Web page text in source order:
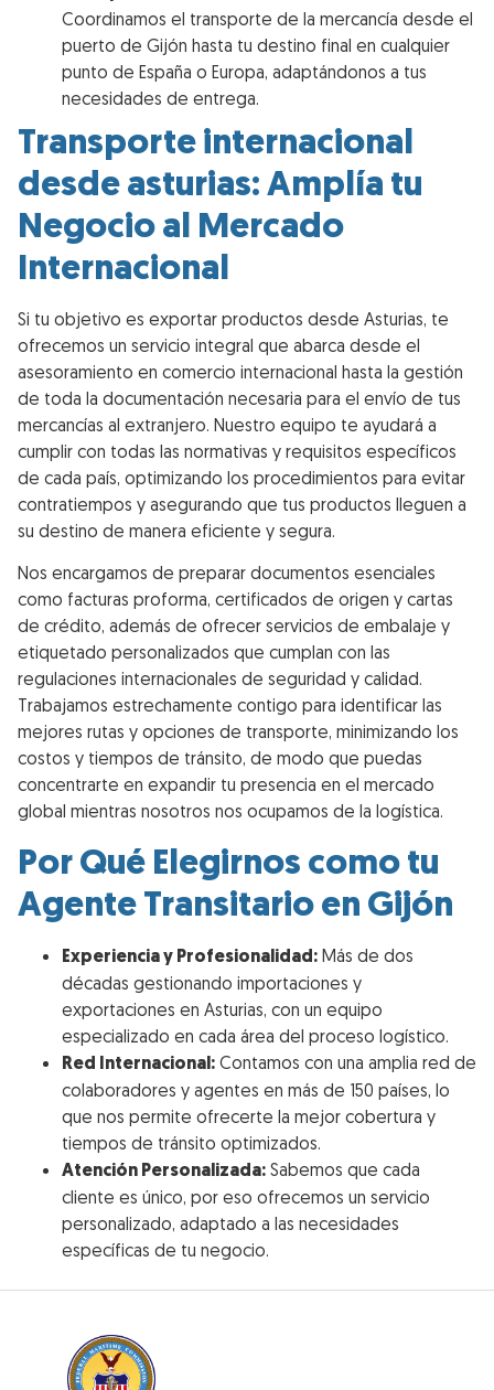
Coordinamos el transporte de la mercancía desde el
puerto de Gijón hasta tu destino final en cualquier
punto de España o Europa, adaptándonos a tus
necesidades de entrega.
Transporte internacional
desde asturias: Amplía tu
Negocio al Mercado
Internacional
Si tu objetivo es exportar productos desde Asturias, te
ofrecemos un servicio integral que abarca desde el
asesoramiento en comercio internacional hasta la gestión
de toda la documentación necesaria para el envío de tus
mercancías al extranjero. Nuestro equipo te ayudará a
cumplir con todas las normativas y requisitos específicos
de cada país, optimizando los procedimientos para evitar
contratiempos y asegurando que tus productos lleguen a
su destino de manera eficiente y segura.
Nos encargamos de preparar documentos esenciales
como facturas proforma, certificados de origen y cartas
de crédito, además de ofrecer servicios de embalaje y
etiquetado personalizados que cumplan con las
regulaciones internacionales de seguridad y calidad.
Trabajamos estrechamente contigo para identificar las
mejores rutas y opciones de transporte, minimizando los
costos y tiempos de tránsito, de modo que puedas
concentrarte en expandir tu presencia en el mercado
global mientras nosotros nos ocupamos de la logística.
Por Qué Elegirnos como tu
Agente Transitario en Gijón
Experiencia y Profesionalidad: Más de dos
décadas gestionando importaciones y
exportaciones en Asturias, con un equipo
especializado en cada área del proceso logístico.
Red Internacional: Contamos con una amplia red de
colaboradores y agentes en más de 150 países, lo
que nos permite ofrecerte la mejor cobertura y
tiempos de tránsito optimizados.
Atención Personalizada: Sabemos que cada
cliente es único, por eso ofrecemos un servicio
personalizado, adaptado a las necesidades
específicas de tu negocio.